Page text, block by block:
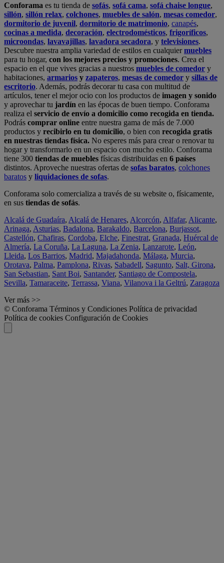
Conforama es tu tienda de sofás, sofá cama, sofá chaise longue,
sillón, sillón relax, colchones, muebles de salón, mesas comedor,
dormitorio de juvenil, dormitorio de matrimonio, canapés,
cocinas a medida, decoración, electrodomésticos, frigoríficos,
microondas, lavavajillas, lavadora secadora, y televisiones.
Descubre nuestra amplia variedad de estilos en cualquiermuebles
para tu hogar, con los mejores precios y promociones. Crea el
espacio en el que vives gracias a nuestros muebles de comedor y
habitaciones, armarios y zapateros, mesas de comedor y sillas de
escritorio. Además, podrás decorar tu casa con multitud de
artículos, tener el mejor ocio con los productos de imagen y sonido
y aprovechar tu jardín en las épocas de buen tiempo. Conforama
realiza el servicio de envío a domicilio como recogida en tienda.
Podrás comprar online entre nuestra gama de más de 7.000
productos y recibirlo en tu domicilio, o bien con recogida gratis
en nuestras tiendas física. No esperes más para crear o renovar tu
hogar y transformarlo en un espacio con mucho estilo. Conforama
tiene 300 tiendas de muebles físicas distribuidas en 6 países
distintos. Aproveche nuestras ofertas de sofas baratos, colchones
baratos y liquidaciones de sofas.
Conforama solo comercializa a través de su website o, físicamente,
en sus tiendas de sofás.
Alcalá de Guadaíra, Alcalá de Henares, Alcorcón, Alfafar, Alicante,
Arinaga, Asturias, Badalona, Barakaldo, Barcelona, Burjassot,
Castellón, Chafiras, Cordoba, Elche, Finestrat, Granada, Huércal de
Almería, La Coruña, La Laguna, La Zenia, Lanzarote, León,
Lleida, Los Barrios, Madrid, Majadahonda, Málaga, Murcia,
Orotava, Palma, Pamplona, Rivas, Sabadell, Sagunto, Salt, Girona,
San Sebastian, Sant Boi, Santander, Santiago de Compostela,
Sevilla, Tamaraceite, Terrassa, Viana, Vilanova i la Geltrú, Zaragoza
Ver más >>
© Conforama Términos y Condiciones Política de privacidad
Política de cookies Configuración de Cookies